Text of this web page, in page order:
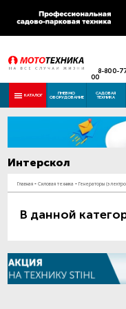
8-800-
00
КАТАЛОГ ПНЕВМО
ОБОРУДОВАНИЕ
САДОВАЯ
ТЕХНИКА
Интерскол
Главная - Силовая техника - Генераторы
В данной